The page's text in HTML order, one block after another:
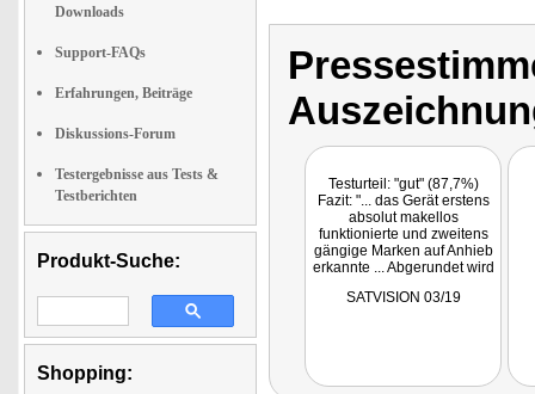
Downloads
Support-FAQs
Erfahrungen, Beiträge
Diskussions-Forum
Testergebnisse aus Tests &
Testberichten
Produkt-Suche:
Shopping:
Testurteil: "gut" (87,7%)
Fazit: "... das Gerät erstens
absolut makellos
funktionierte und zweitens
gängige Marken auf Anhieb
erkannte ... Abgerundet wird
Gesamteindruck von der
Leistungs-Verhältnis."
SATVISION 03/19